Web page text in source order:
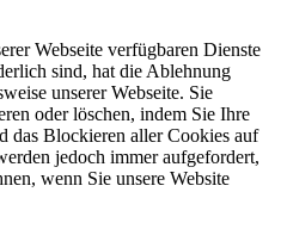
Webseite verfügbaren Dienste
sind, hat die Ablehnung
unserer Webseite. Sie
oder löschen, indem Sie Ihre
das Blockieren aller Cookies auf
jedoch immer aufgefordert,
wenn Sie unsere Website